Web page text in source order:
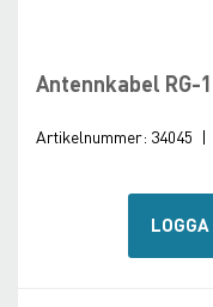
Antennkabel RG-
Artikelnummer: 34045 |
of
the
gallery
beginning
of
images